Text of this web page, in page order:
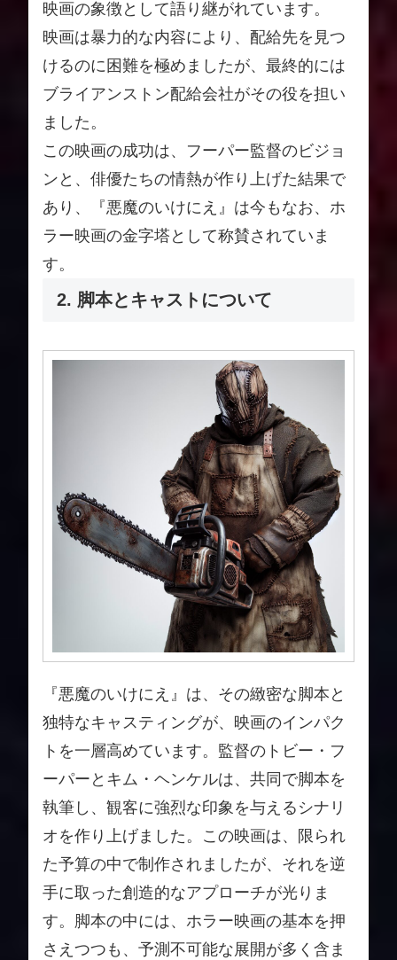
映画の象徴として語り継がれています。
映画は暴力的な内容により、配給先を見つ
けるのに困難を極めましたが、最終的には
ブライアンストン配給会社がその役を担い
ました。
この映画の成功は、フーパー監督のビジョ
ンと、俳優たちの情熱が作り上げた結果で
あり、『悪魔のいけにえ』は今もなお、ホ
ラー映画の金字塔として称賛されていま
す。
2. 脚本とキャストについて
『悪魔のいけにえ』は、その緻密な脚本と
独特なキャスティングが、映画のインパク
トを一層高めています。監督のトビー・フ
ーパーとキム・ヘンケルは、共同で脚本を
執筆し、観客に強烈な印象を与えるシナリ
オを作り上げました。この映画は、限られ
た予算の中で制作されましたが、それを逆
手に取った創造的なアプローチが光りま
す。脚本の中には、ホラー映画の基本を押
さえつつも、予測不可能な展開が多く含ま